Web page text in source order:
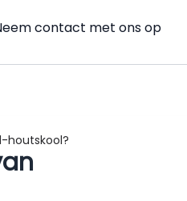
contact met ons op
houtskool?